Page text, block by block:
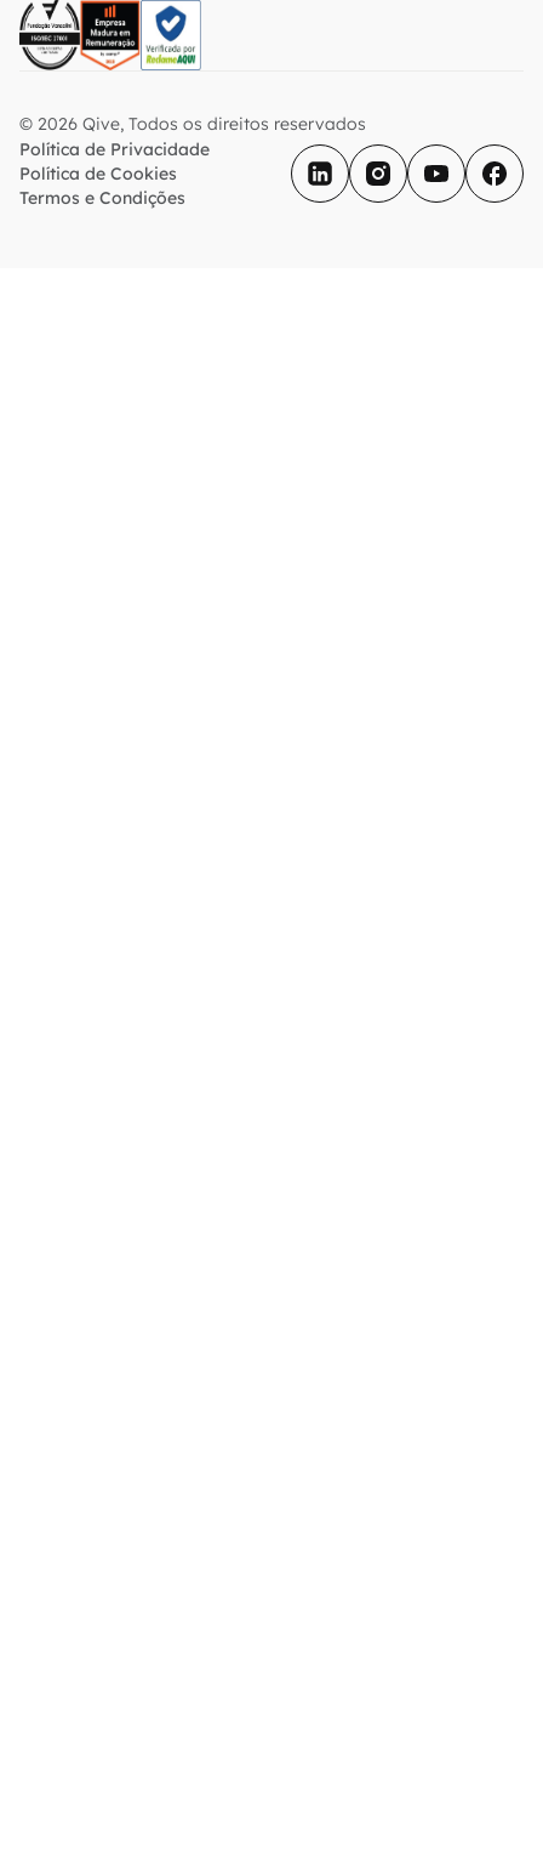
© 2026 Qive, Todos os direitos reservados
Política de Privacidade
Política de Cookies
Termos e Condições